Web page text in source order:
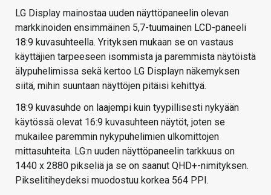
LG Display mainostaa uuden näyttöpaneelin olevan
markkinoiden ensimmäinen 5,7-tuumainen LCD-paneeli
18:9 kuvasuhteella. Yrityksen mukaan se on vastaus
käyttäjien tarpeeseen isommista ja paremmista näytöistä
älypuhelimissa sekä kertoo LG Displayn näkemyksen
siitä, mihin suuntaan näyttöjen pitäisi kehittyä.
18:9 kuvasuhde on laajempi kuin tyypillisesti nykyään
käytössä olevat 16:9 kuvasuhteen näytöt, joten se
mukailee paremmin nykypuhelimien ulkomittojen
mittasuhteita. LG:n uuden näyttöpaneelin tarkkuus on
1440 x 2880 pikseliä ja se on saanut QHD+-nimityksen.
Pikselitiheydeksi muodostuu korkea 564 PPI.